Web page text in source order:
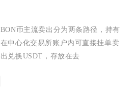
BON币主流卖出分为两条路径，持有
在中心化交易所账户内可直接挂单卖
出兑换USDT，存放在去